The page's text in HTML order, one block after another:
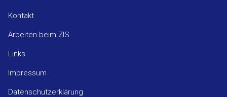
Kontakt
Arbeiten beim ZIS
Links
Impressum
Datenschutzerklärung